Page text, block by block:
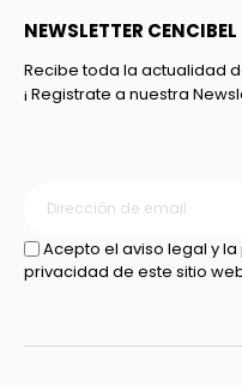
NEWSLETTER CENCIBEL
Recibe toda la actualidad
¡ Registrate a nuestra
Acepto el aviso legal y
privacidad de este sitio